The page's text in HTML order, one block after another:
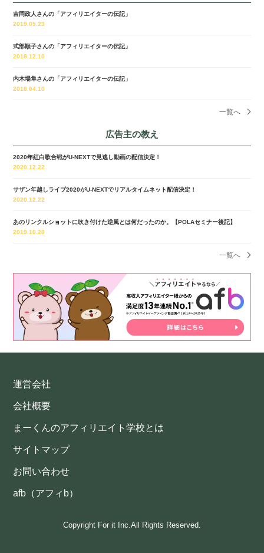
吉岡政人さんの「アフィリエイターの伝記」
2019.05.23
式部順子さんの「アフィリエイターの伝記」
2018.12.10
内木場隼さんの「アフィリエイターの伝記」
2018.04.10
一覧へ
広告主の教え
2020年紅白歌合戦がU-NEXTで見逃し動画の配信決定！
2020.12.22
サザン年越しライブ2020がU-NEXTでリアルタイムネット配信決定！
2020.12.22
あのリンクルショットに吹き付けた逆風とは何だったのか。【POLAセミナー後記】
2019.10.28
一覧へ
運営会社
会社概要
まーくんのアフィリエイト学校とは
サイトマップ
お問い合わせ
afb（アフィb）
Copyright For it Inc.All Rights Reserved.